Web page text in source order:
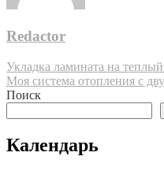
Redactor
Навигация
по
Укладка ламината на
Моя система отопления с
Поиск
Календарь